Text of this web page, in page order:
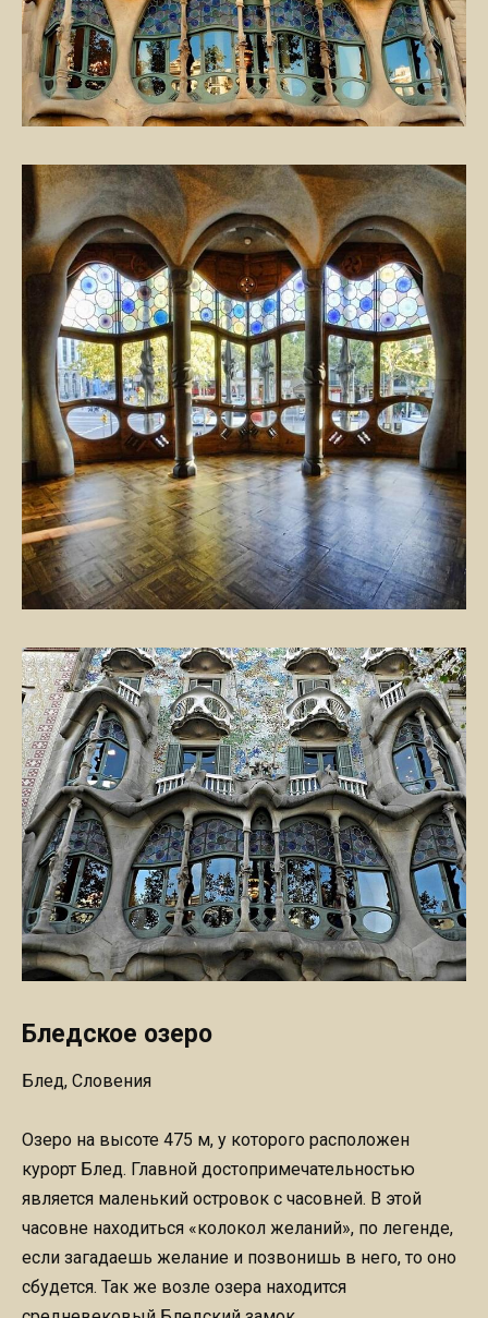
Бледское озеро
Блед, Словения
Озеро на высоте 475 м, у которого расположен
курорт Блед. Главной достопримечательностью
является маленький островок с часовней. В этой
часовне находиться «колокол желаний», по легенде,
если загадаешь желание и позвонишь в него, то оно
сбудется. Так же возле озера находится